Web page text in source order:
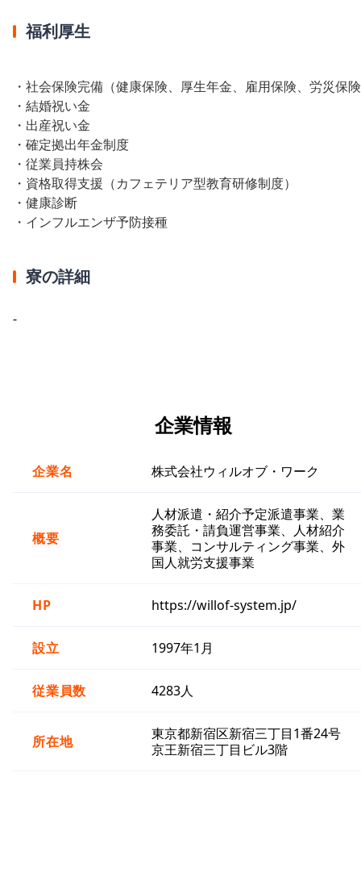
福利厚生
・社会保険完備（健康保険、厚生年金、雇用保険、労災保
・結婚祝い金
・出産祝い金
・確定拠出年金制度
・従業員持株会
・資格取得支援（カフェテリア型教育研修制度）
・健康診断
・インフルエンザ予防接種
寮の詳細
-
企業情報
企業名 株式会社ウィルオブ・ワーク
概要
人材派遣・紹介予定派遣事業、業
務委託・請負運営事業、人材紹介
事業、コンサルティング事業、外
国人就労支援事業
HP https://willof-system.jp/
設立 1997年1月
従業員数 4283人
所在地
東京都新宿区新宿三丁目1番24号
京王新宿三丁目ビル3階